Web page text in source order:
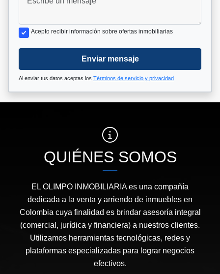
Acepto recibir información sobre ofertas inmobiliarias
Enviar mensaje
Al enviar tus datos aceptas los Términos de servicio y privacidad
QUIÉNES SOMOS
EL OLIMPO INMOBILIARIA es una compañía
dedicada a la venta y arriendo de inmuebles en
Colombia cuya finalidad es brindar asesoría integral
(comercial, jurídica y financiera) a nuestros clientes.
Utilizamos herramientas tecnológicas, redes y
plataformas especializadas para lograr negocios
efectivos.